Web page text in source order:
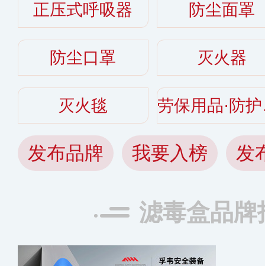
正压式呼吸器 防尘面罩
防尘口罩 灭火器
灭火毯
发布品牌 我要入榜 发
滤毒盒品牌